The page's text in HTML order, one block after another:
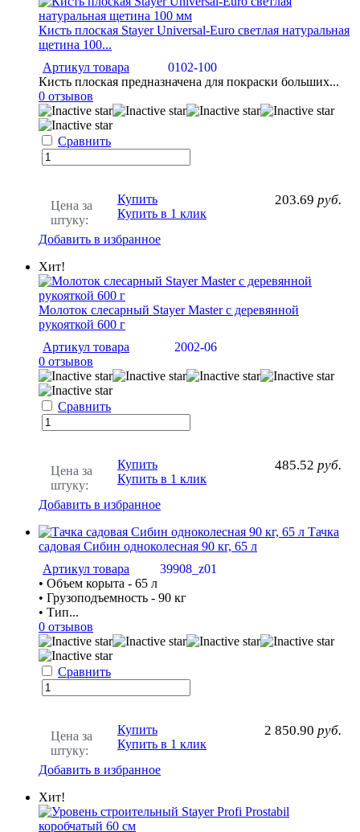
Кисть плоская Stayer Universal-Euro светлая натуральная
щетина 100...
Артикул товара
0102-100
Кисть плоская предназначена для покраски больших...
0 отзывов
Сравнить
Цена за
штуку:
203.69 руб.
Купить
Купить в 1 клик
Добавить в избранное
Хит!
Молоток слесарный Stayer Master с деревянной
рукояткой 600 г
Артикул товара
2002-06
0 отзывов
Сравнить
Цена за
штуку:
485.52 руб.
Купить
Купить в 1 клик
Добавить в избранное
Тачка
садовая Сибин одноколесная 90 кг, 65 л
Артикул товара
39908_z01
• Объем корыта - 65 л
• Грузоподъемность - 90 кг
• Тип...
0 отзывов
Сравнить
Цена за
штуку:
2 850.90 руб.
Купить
Купить в 1 клик
Добавить в избранное
Хит!